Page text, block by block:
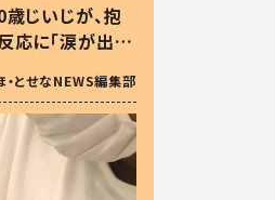
じいじが、抱
応に「涙が出ま
い」
・とせなNEWS編集部